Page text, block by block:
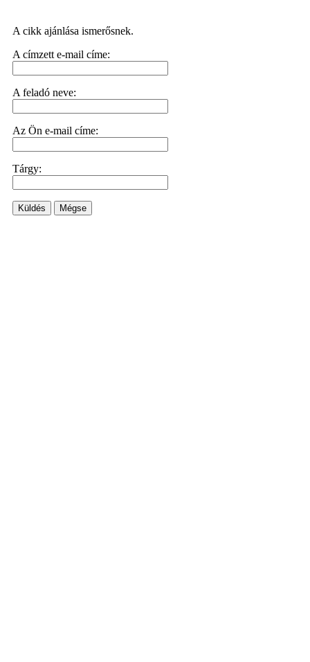
A cikk ajánlása ismerősnek.
A címzett e-mail címe:
A feladó neve:
Az Ön e-mail címe:
Tárgy:
Küldés Mégse